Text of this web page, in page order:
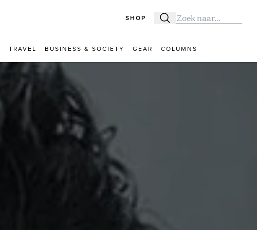
SHOP Zoeken
Zoek naar:
TRAVEL BUSINESS & SOCIETY GEAR COLUMNS